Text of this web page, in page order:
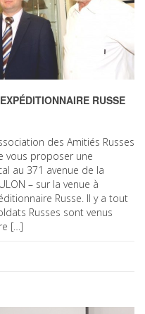
RUSSE
des Amitiés Russes
vous proposer une
au 371 avenue de la
– sur la venue à
Russe. Il y a tout
Russes sont venus
[…]